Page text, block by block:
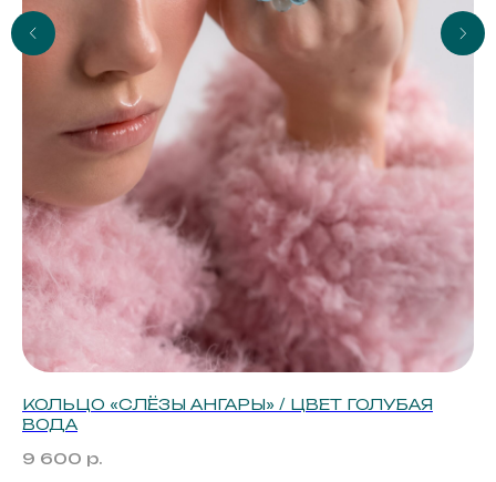
КОЛЬЦО «СЛЁЗЫ АНГАРЫ» / ЦВЕТ ГОЛУБАЯ
ВОДА
9 600 р.